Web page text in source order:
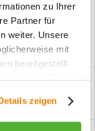
zu Ihrer
Partner für
weiter. Unsere
mit
bereitgestellt
zeigen
Optik: Das